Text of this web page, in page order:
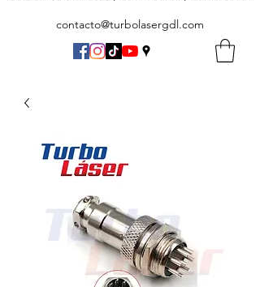
contacto@turbolasergdl.com